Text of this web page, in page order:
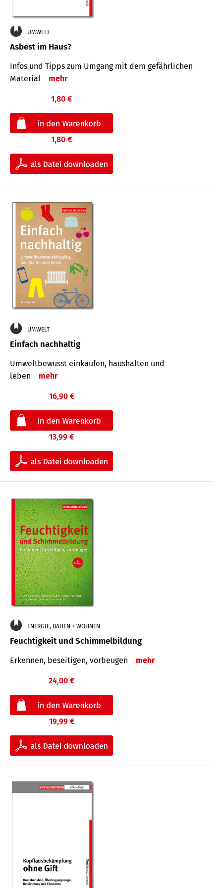
UMWELT
Asbest im Haus?
Infos und Tipps zum Um­gang mit dem ge­fähr­lichen
Mate­rial
mehr
1,80 €
1,80 €
UMWELT
Einfach nachhaltig
Umweltbewusst einkaufen, haushalten und
leben
mehr
16,90 €
13,99 €
ENERGIE, BAUEN + WOHNEN
Feuchtigkeit und Schimmelbildung
Erkennen, beseitigen, vorbeugen mehr
24,00 €
19,99 €